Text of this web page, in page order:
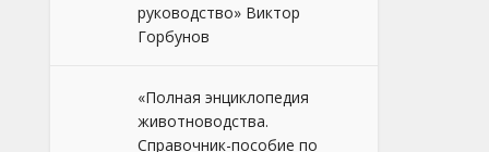
руководство» Виктор
Горбунов
«Полная энциклопедия
животноводства.
Справочник-пособие по